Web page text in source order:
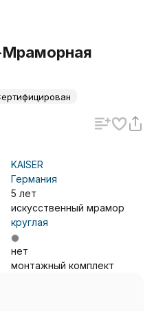
Мраморная
KAISER
Германия
5 лет
искусственный мрамор
круглая
нет
монтажный комплект